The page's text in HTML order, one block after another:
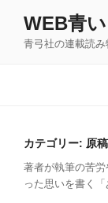
WEB青
青弓社の連載読み
カテゴリー: 原
著者が執筆の苦
った思いを書く「